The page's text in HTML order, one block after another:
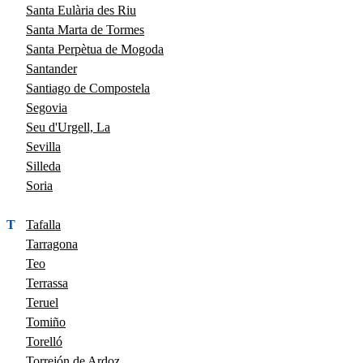
Santa Eulària des Riu
Santa Marta de Tormes
Santa Perpètua de Mogoda
Santander
Santiago de Compostela
Segovia
Seu d'Urgell, La
Sevilla
Silleda
Soria
T
Tafalla
Tarragona
Teo
Terrassa
Teruel
Tomiño
Torelló